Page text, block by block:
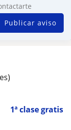
Publicar aviso
1ª clase gratis